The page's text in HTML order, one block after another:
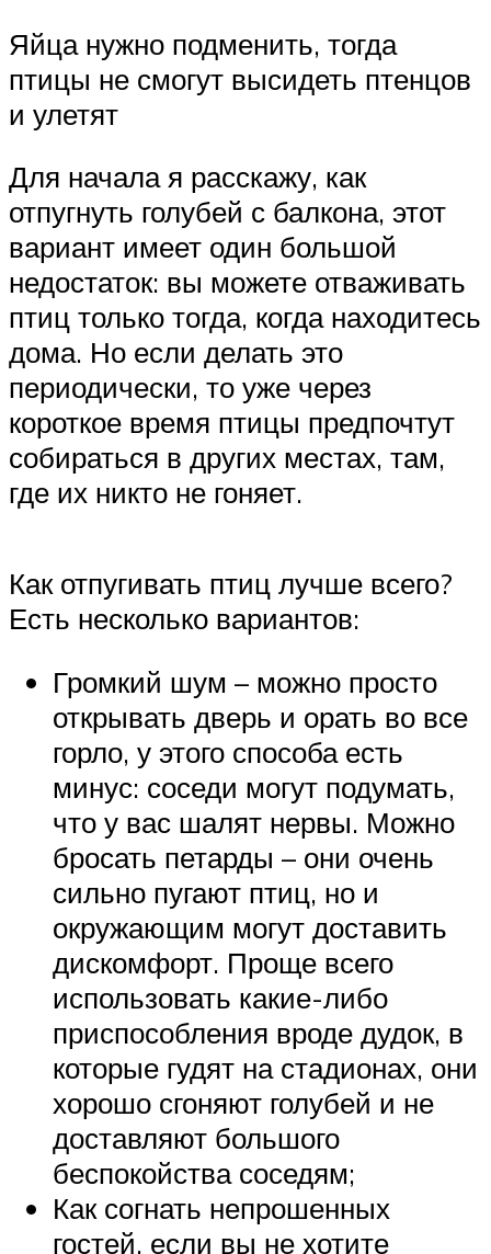
Яйца нужно подменить, тогда
птицы не смогут высидеть птенцов
и улетят
Для начала я расскажу, как
отпугнуть голубей с балкона, этот
вариант имеет один большой
недостаток: вы можете отваживать
птиц только тогда, когда находитесь
дома. Но если делать это
периодически, то уже через
короткое время птицы предпочтут
собираться в других местах, там,
где их никто не гоняет.
Как отпугивать птиц лучше всего?
Есть несколько вариантов:
Громкий шум – можно просто
открывать дверь и орать во все
горло, у этого способа есть
минус: соседи могут подумать,
что у вас шалят нервы. Можно
бросать петарды – они очень
сильно пугают птиц, но и
окружающим могут доставить
дискомфорт. Проще всего
использовать какие-либо
приспособления вроде дудок, в
которые гудят на стадионах, они
хорошо сгоняют голубей и не
доставляют большого
беспокойства соседям;
Как согнать непрошенных
гостей, если вы не хотите